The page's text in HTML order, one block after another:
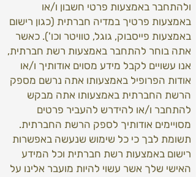
ולהתחבר באמצעות פרטי חשבון ו/או
באמצעות פרטיך במדיה חברתית (כגון רישום
באמצעות פייסבוק, גוגל, טוויטר וכו'). כאשר
אתה בוחר להתחבר באמצעות רשת חברתית,
אנו עשויים לקבל מידע מסוים אודותיך ו/או
אודות הפרופיל באמצעותו אתה נרשם מספק
הרשת החברתית באמצעותו אתה מבקש
להתחבר ו/או להידרש להעביר פרטים
מסויימים אודותיך לספק הרשת החברתית.
תשומת לבך כי כל שימוש שנעשה באפשרות
רישום באמצעות רשת חברתית וכל המידע
האישי שלך אשר עשוי להיות מועבר אלינו על